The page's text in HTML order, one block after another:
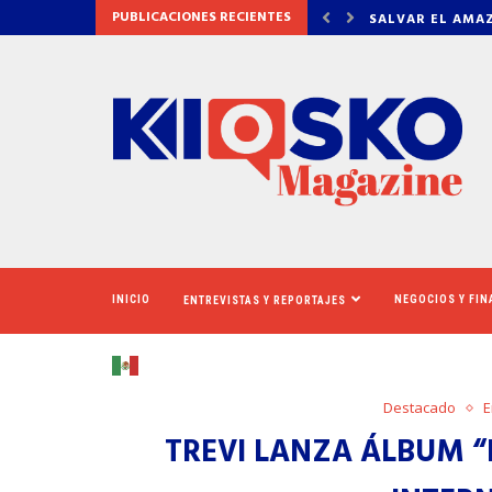
PUBLICACIONES RECIENTES
EL ECOSISTEMA EVIDENCIA QUE LA... LA VERDAD
INICIO ENTREVISTAS Y REPORTAJES NEGOCIOS Y
Destacado
TREVI LANZA ÁLBUM